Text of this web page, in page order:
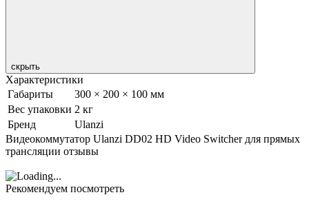
скрыть
Характеристики
Габариты
300 × 200 × 100 мм
Вес упаковки 2 кг
Бренд
Ulanzi
Видеокоммутатор Ulanzi DD02 HD Video Switcher для прямых
трансляции отзывы
Рекомендуем посмотреть